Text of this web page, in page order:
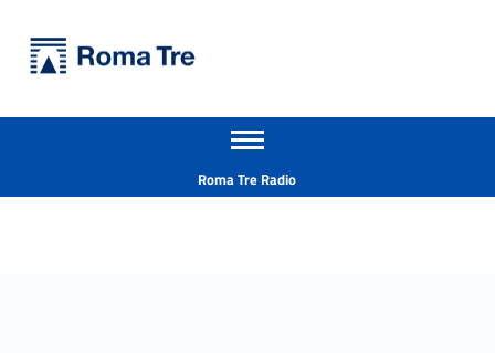
Prof. FRANCESCO LONGOBUCCO - Università Roma Tre
Apri il menu secondario
Roma Tre Radio